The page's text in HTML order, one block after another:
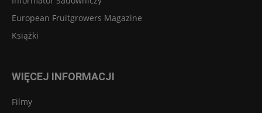
European Fruitgrowers Magazine
Książki
WIĘCEJ INFORMACJI
Filmy